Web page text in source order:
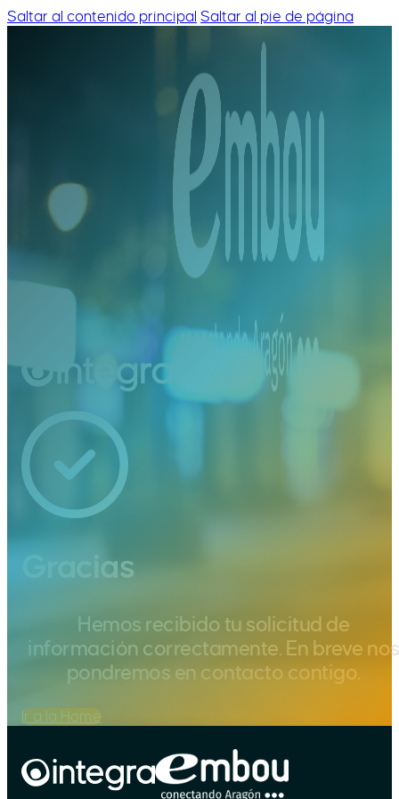
Saltar al contenido principal Saltar al pie de página
Gracias
Hemos recibido tu solicitud de
información correctamente. En breve nos
pondremos en contacto contigo.
Ir a la Home